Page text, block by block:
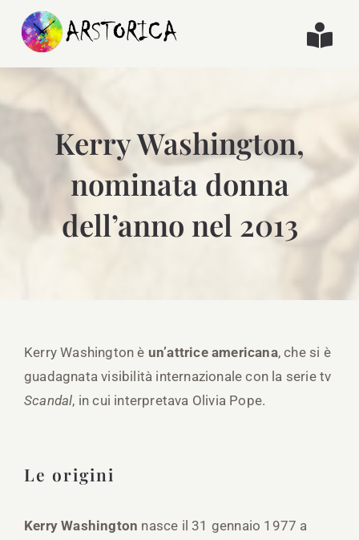
Salta
Le nostre interviste
Le nostre recensioni
Kerry Washington,
nominata donna
dell’anno nel 2013
Kerry Washington è un’attrice americana, che si è
guadagnata visibilità internazionale con la serie tv
Scandal, in cui interpretava Olivia Pope.
Le origini
Kerry Washington nasce il 31 gennaio 1977 a